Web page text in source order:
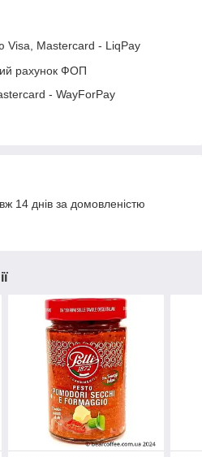
Visa, Mastercard - LiqPay
рахунок ФОП
- WayForPay
14 днів за домовленістю